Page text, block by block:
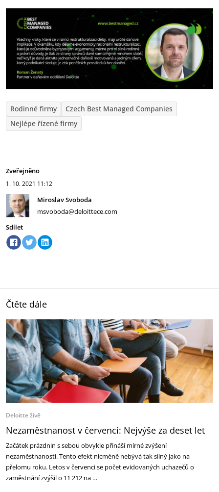
Rodinné firmy
Czech Best Managed Companies
Nejlépe řízené firmy
Zveřejněno
1. 10. 2021 11:12
Miroslav Svoboda
msvoboda@deloittece.com
Sdílet
Čtěte dále
Deloitte živě
Nezaměstnanost v červenci: Nejvýše za deset let
Začátek prázdnin s sebou obvykle přináší mírné zvýšení
nezaměstnanosti. Tento efekt nicméně nebývá tak silný jako na
přelomu roku. Letos v červenci se počet evidovaných uchazečů o
zaměstnání zvýšil o 11 212 na …